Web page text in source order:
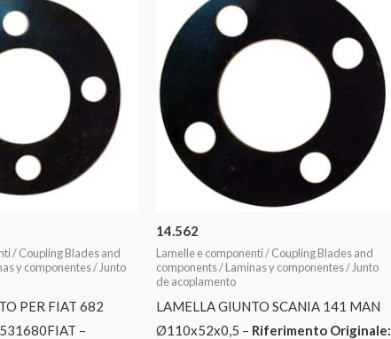
/ Coupling Blades and
y componentes / Junto
PER FIAT 682
–
14.562
Lamelle e componenti / Coupling Blades and
components / Laminas y componentes / Junto
de acoplamento
LAMELLA GIUNTO SCANIA 141 MAN
Ø110x52x0,5 – Riferimento Originale: